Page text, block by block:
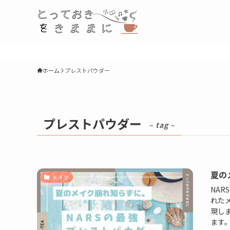
ホーム プレストパウダー
プレストパウダー – tag –
メイク 夏の
れた
現し
ます